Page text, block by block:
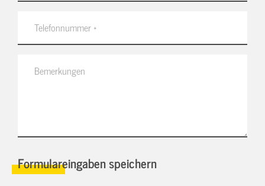
Formulareingaben speichern